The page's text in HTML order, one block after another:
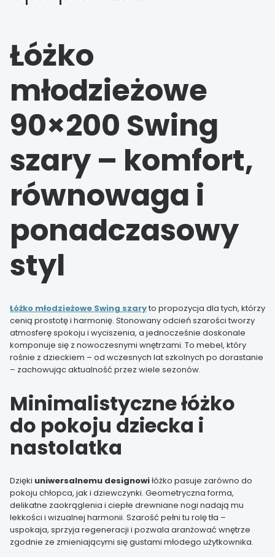
Łóżko
młodzieżowe
90×200 Swing
szary – komfort,
równowaga i
ponadczasowy
styl
Łóżko młodzieżowe Swing szaryto propozycja dla tych, którzy
cenią prostotę i harmonię. Stonowany odcień szarości tworzy
atmosferę spokoju i wyciszenia, a jednocześnie doskonale
komponuje się z nowoczesnymi wnętrzami. To mebel, który
rośnie z dzieckiem – od wczesnych lat szkolnych po dorastanie
– zachowując aktualność przez wiele sezonów.
Minimalistyczne łóżko
do pokoju dziecka i
nastolatka
Dzięki uniwersalnemu designowiłóżko pasuje zarówno do
pokoju chłopca, jak i dziewczynki. Geometryczna forma,
delikatne zaokrąglenia i ciepłe drewniane nogi nadają mu
lekkości i wizualnej harmonii. Szarość pełni tu rolę tła –
uspokaja, sprzyja regeneracji i pozwala aranżować wnętrze
zgodnie ze zmieniającymi się gustami młodego użytkownika.